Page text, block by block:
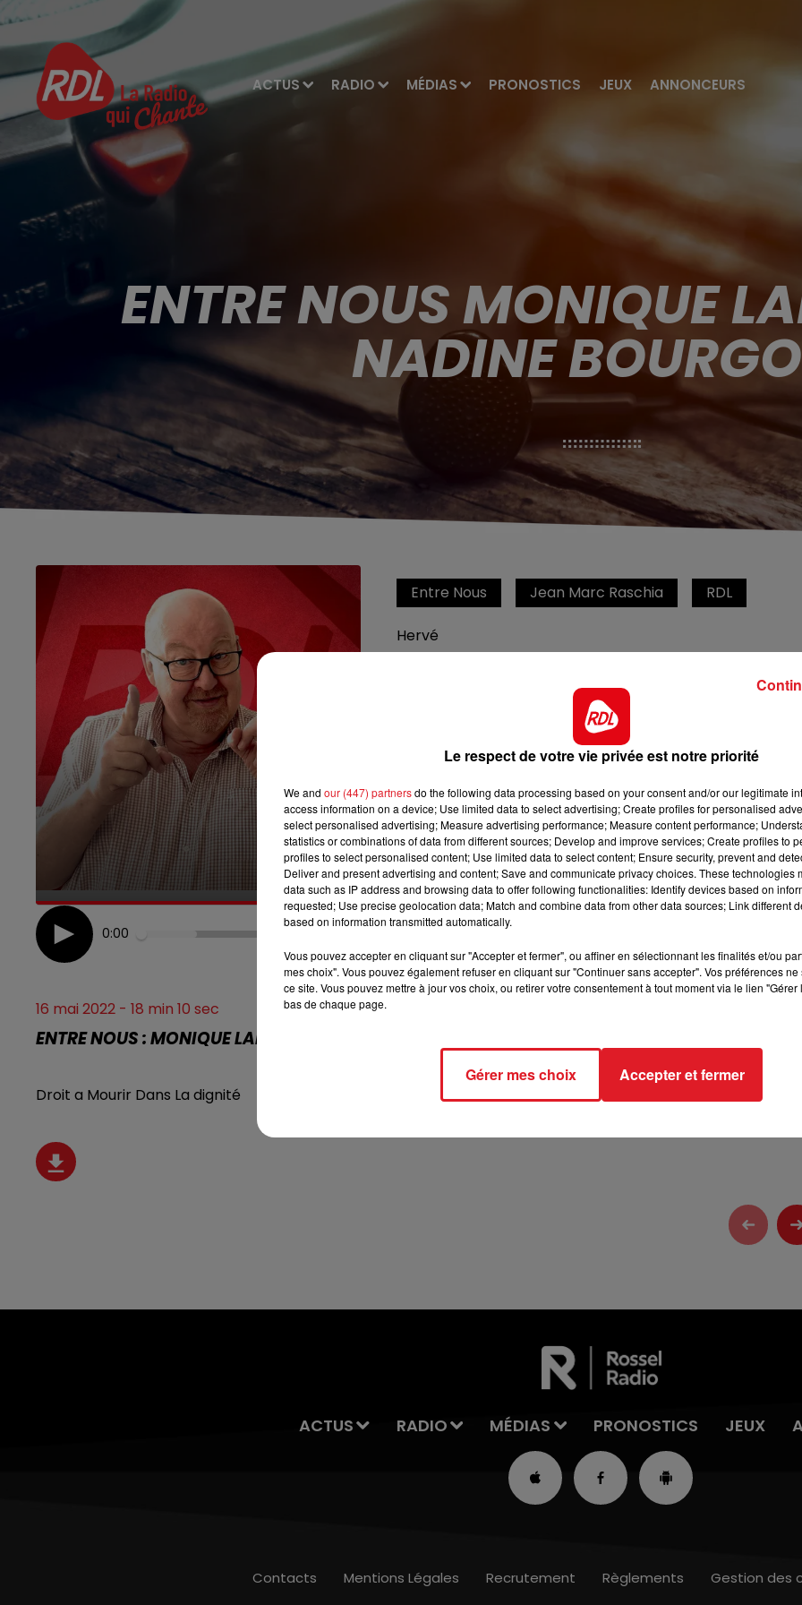
ACTUS RADIO MÉDIAS PRONOSTICS JEUX ANNONCEURS
LES APRÈS-MIDI QUI CHANTENT
16h00 - 19h00
LE JUKEBOX RDL
ENTRE NOUS MONIQUE
NADINE
Entre Nous Jean Marc Raschia RDL
Hervé
0:00
16 mai 2022 - 18 min 10 sec
ENTRE NOUS : MONIQUE LADESSOU ET NADINE BOURGOIS
Droit a Mourir Dans La dignité
ACTUS RADIO MÉDIAS PRONOSTICS JEUX
Contacts Mentions Légales Recrutement Règlements Gestion des
Le respect de votre vie privée est notre priorité
We and our (447) partnersdo the following data processing based on your consent and/or our legitimate
access information on a device; Use limited data to select advertising; Create profiles for personalised
select personalised advertising; Measure advertising performance; Measure content performance;
statistics or combinations of data from different sources; Develop and improve services; Create profiles to
profiles to select personalised content; Use limited data to select content; Ensure security, prevent and
Deliver and present advertising and content; Save and communicate privacy choices. These technologies
data such as IP address and browsing data to offer following functionalities: Identify devices based on
requested; Use precise geolocation data; Match and combine data from other data sources; Link different
based on information transmitted automatically.
Vous pouvez accepter en cliquant sur "Accepter et fermer", ou affiner en sélectionnant les finalités et/ou
mes choix". Vous pouvez également refuser en cliquant sur "Continuer sans accepter". Vos préférences
ce site. Vous pouvez mettre à jour vos choix, ou retirer votre consentement à tout moment via le lien
bas de chaque page.
Gérer mes choix Accepter et fermer